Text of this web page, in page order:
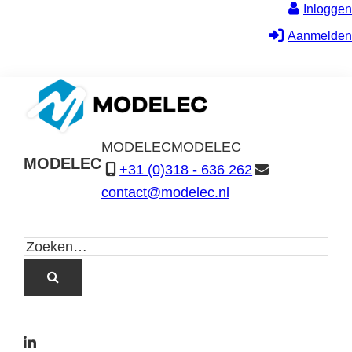
Inloggen
Aanmelden
MODELEC
MODELECMODELEC
+31 (0)318 - 636 262
contact@modelec.nl
L